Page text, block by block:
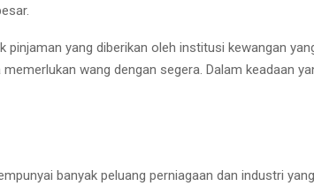
pinjaman yang diberikan oleh institusi kewangan
wang dengan segera. Dalam keadaan
banyak peluang perniagaan dan industri